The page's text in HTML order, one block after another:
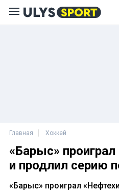
Главная Хоккей
«Барыс»
и продлил серию
«Барыс» проиграл